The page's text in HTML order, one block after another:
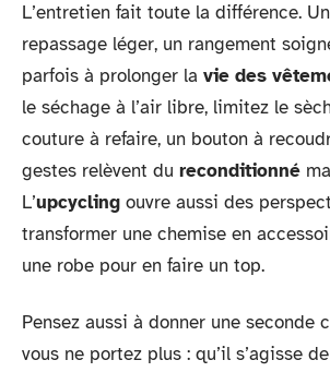
L’entretien fait toute la différence.
repassage léger, un rangement
parfois à prolonger la vie des
le séchage à l’air libre, limitez le
couture à refaire, un bouton à
gestes relèvent du reconditionné
L’upcycling ouvre aussi des
transformer une chemise en
une robe pour en faire un top.
Pensez aussi à donner une seconde
vous ne portez plus : qu’il s’agisse